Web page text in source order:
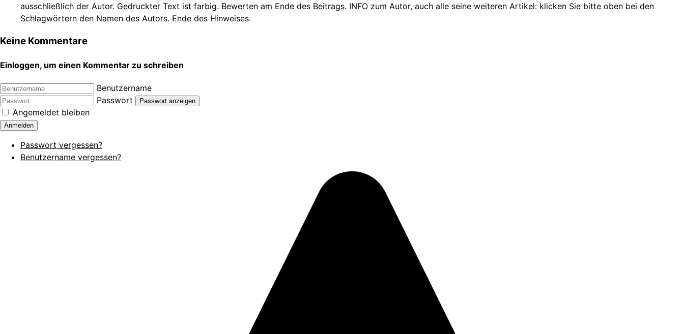
ausschließlich der Autor. Gedruckter Text ist farbig. Bewerten am Ende des Beitrags. INFO zum Autor, auch alle seine weiteren Artikel: klicken Sie bitte oben bei den
Schlagwörtern den Namen des Autors. Ende des Hinweises.
Keine Kommentare
Einloggen, um einen Kommentar zu schreiben
Benutzername
Passwort
Passwort anzeigen
Angemeldet bleiben
Anmelden
Passwort vergessen?
Benutzername vergessen?